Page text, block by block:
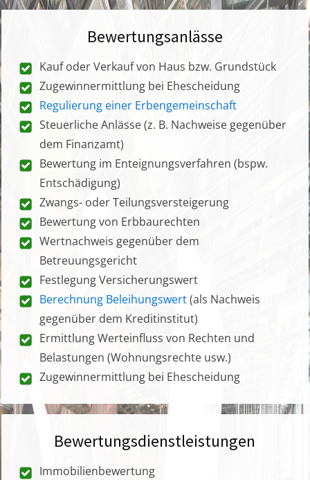
Bewertungsanlässe
Kauf oder Verkauf von Haus bzw. Grundstück
Zugewinnermittlung bei Ehescheidung
Regulierung einer Erbengemeinschaft
Steuerliche Anlässe (z. B. Nachweise gegenüber
dem Finanzamt)
Bewertung im Enteignungsverfahren (bspw.
Entschädigung)
Zwangs- oder Teilungsversteigerung
Bewertung von Erbbaurechten
Wertnachweis gegenüber dem
Betreuungsgericht
Festlegung Versicherungswert
Berechnung Beleihungswert(als Nachweis
gegenüber dem Kreditinstitut)
Ermittlung Werteinfluss von Rechten und
Belastungen (Wohnungsrechte usw.)
Zugewinnermittlung bei Ehescheidung
Bewertungsdienstleistungen
Immobilienbewertung